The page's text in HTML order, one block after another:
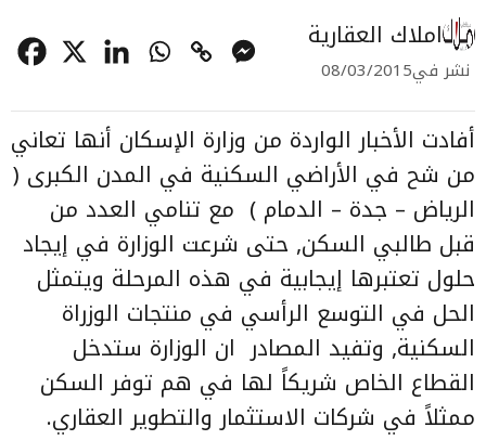
املاك العقارية
نشر في08/03/2015
أفادت الأخبار الواردة من وزارة الإسكان أنها تعاني
من شح في الأراضي السكنية في المدن الكبرى (
الرياض – جدة – الدمام ) مع تنامي العدد من
قبل طالبي السكن, حتى شرعت الوزارة في إيجاد
حلول تعتبرها إيجابية في هذه المرحلة ويتمثل
الحل في التوسع الرأسي في منتجات الوزراة
السكنية, وتفيد المصادر ان الوزارة ستدخل
القطاع الخاص شريكاً لها في هم توفر السكن
ممثلاً في شركات الاستثمار والتطوير العقاري.